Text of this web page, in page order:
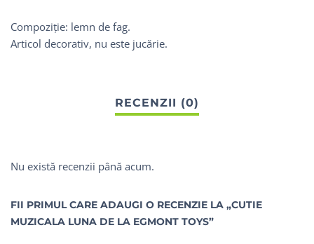
Compoziție: lemn de fag.
Articol decorativ, nu este jucărie.
Nu există recenzii până acum.
FII PRIMUL CARE ADAUGI O RECENZIE LA „CUTIE
MUZICALA LUNA DE LA EGMONT TOYS”